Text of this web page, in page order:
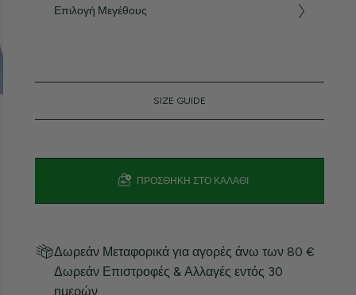
Επιλογή Μεγέθους
SIZE GUIDE
ΠΡΟΣΘΉΚΗ ΣΤΟ ΚΑΛΆΘΙ
Δωρεάν Μεταφορικά για αγορές άνω των 80 €
Δωρεάν Επιστροφές & Αλλαγές εντός 30
ημερών